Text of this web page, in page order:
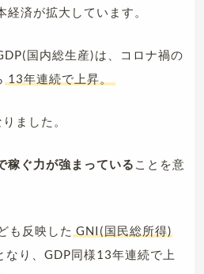
済が拡大しています。
国内総生産)は、コロナ禍の
13年連続で上昇。
ました。
稼ぐ力が強まっている ことを意
も反映した GNI(国民総所得)
なり、GDP同様13年連続で上